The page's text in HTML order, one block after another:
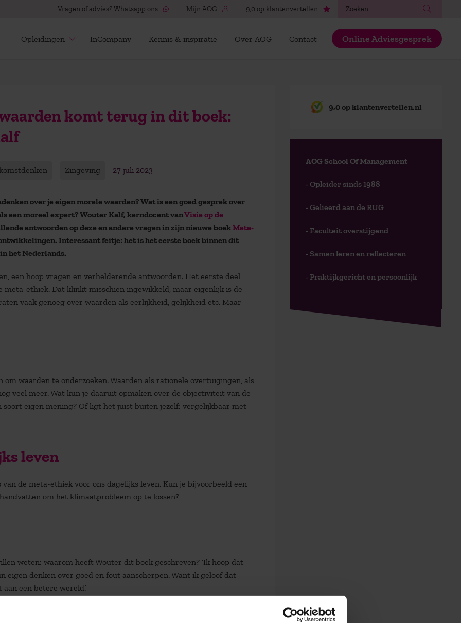
Vragen of advies? Whatsapp ons Mijn AOG 9,0 op klantenvertellen
Opleidingen InCompany Kennis & inspiratie Over AOG Contact Online Adviesgesprek
komt terug in dit boek:
Zingeving 27 juli 2023
over je eigen morele waarden? Wat is een goed gesprek over
een moreel expert? Wouter Kalf, kerndocent vanVisie op de
antwoorden op deze en andere vragen in zijn nieuwe boekMeta-
Interessant feitje: het is het eerste boek binnen dit
het Nederlands.
een hoop vragen en verhelderende antwoorden. Het eerste deel
meta-ethiek. Dat klinkt misschien ingewikkeld, maar eigenlijk is de
vaak genoeg over waarden als eerlijkheid, gelijkheid etc. Maar
waarden te onderzoeken. Waarden als rationele overtuigingen, als
veel meer. Wat kun je daaruit opmaken over de objectiviteit van de
soort eigen mening? Of ligt het juist buiten jezelf; vergelijkbaar met
leven
de meta-ethiek voor ons dagelijks leven. Kun je bijvoorbeeld een
om het klimaatprobleem op te lossen?
weten: waarom heeft Wouter dit boek geschreven? ‘Ik hoop dat
denken over goed en fout aanscherpen. Want ik geloof dat
een betere wereld.’
9,0 op klantenvertellen.nl
AOG School Of Management
- Opleider sinds 1988
- Gelieerd aan de RUG
- Faculteit overstijgend
- Samen leren en reflecteren
- Praktijkgericht en persoonlijk